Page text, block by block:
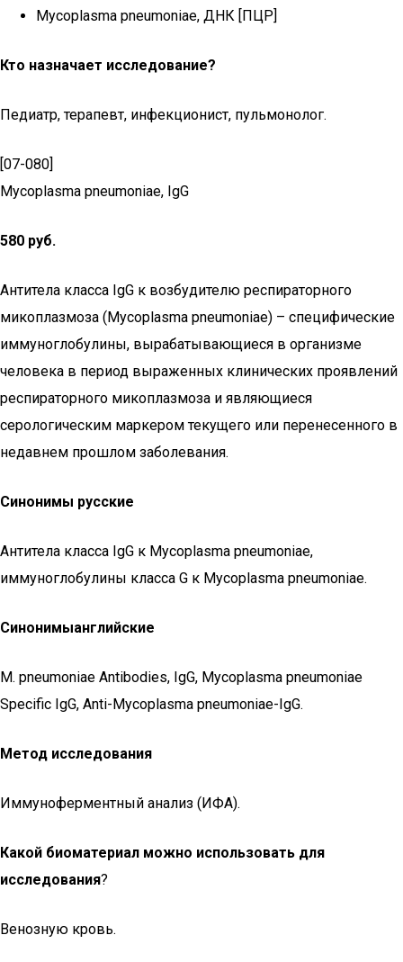
Mycoplasma pneumoniae, ДНК [ПЦР]
Кто назначает исследование?
Педиатр, терапевт, инфекционист, пульмонолог.
[07-080]
Mycoplasma pneumoniae, IgG
580 руб.
Антитела класса IgG к возбудителю респираторного
микоплазмоза (Mycoplasma pneumoniae) – специфические
иммуноглобулины, вырабатывающиеся в организме
человека в период выраженных клинических проявлений
респираторного микоплазмоза и являющиеся
серологическим маркером текущего или перенесенного в
недавнем прошлом заболевания.
Синонимы русские
Антитела класса IgG к Mycoplasma pneumoniae,
иммуноглобулины класса G к Mycoplasma pneumoniae.
Синонимыанглийские
M. pneumoniae Antibodies, IgG, Mycoplasma pneumoniae
Specific IgG, Anti-Mycoplasma pneumoniae-IgG.
Метод исследования
Иммуноферментный анализ (ИФА).
Какой биоматериал можно использовать для
исследования?
Венозную кровь.